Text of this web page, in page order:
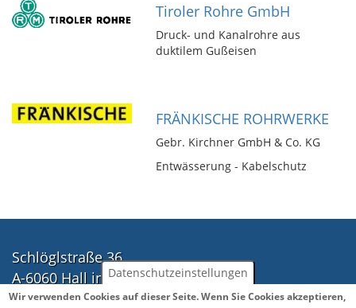
Tiroler Rohre GmbH
Druck- und Kanalrohre aus
duktilem Gußeisen
FRÄNKISCHE ROHRWERKE
Gebr. Kirchner GmbH & Co. KG
Entwässerung - Kabelschutz
Schlöglstraße 36
A-6060 Hall in Tirol
Tel.: ++43(0)5223 41888
Datenschutzeinstellungen
Wir verwenden Cookies auf dieser Seite. Wenn Sie Cookies akzeptieren,